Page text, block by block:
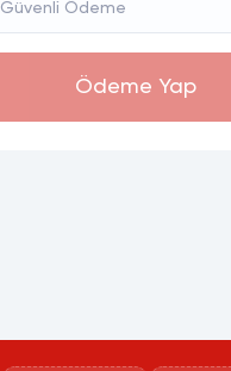
Güvenli Ödeme
Ödeme Yap